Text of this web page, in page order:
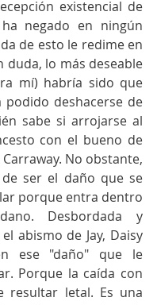
existencial de
negado en ningún
de esto le redime en
duda, lo más deseable
mí) habría sido que
podido deshacerse de
sabe si arrojarse al
con el bueno de
No obstante,
ser el daño que se
porque entra dentro
Desbordada y
abismo de Jay, Daisy
ese "daño" que le
Porque la caída con
resultar letal. Es una